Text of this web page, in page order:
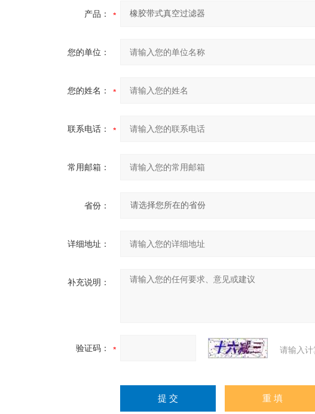
产品：
您的单位：
您的姓名：
联系电话：
常用邮箱：
省份：
详细地址：
补充说明：
验证码： 请输入